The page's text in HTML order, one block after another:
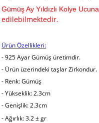
Gümüş Ay Yıldızlı Kolye Ucuna
edilebilmektedir.
Ürün Özellikleri:
- 925 Ayar Gümüş üretimdir.
- Ürün üzerindeki taşlar Zirkondur.
- Renk: Gümüş
- Yükseklik: 2.3cm
- Genişlik: 2.3cm
- Ağırlık: 3.2±gr